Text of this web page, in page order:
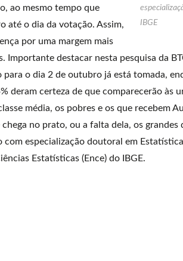
IBGE
ao mesmo tempo que
até o dia da votação. Assim,
por uma margem mais
Importante destacar nesta pesquisa da
o dia 2 de outubro já está tomada,
deram certeza de que comparecerão às
média, os pobres e os que recebem
no prato, ou a falta dela, os
especialização doutoral em
Estatísticas (Ence) do IBGE.